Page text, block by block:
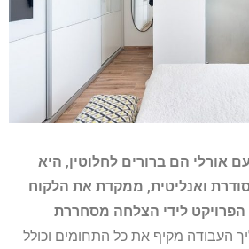
אורלי הם ברורים לחלוטין, היא
ואנליטית, ממקדת את הלקוח
הפרויקט לידי הצלחה מסחררת
העבודה מקיף את כל התחומים וכולל